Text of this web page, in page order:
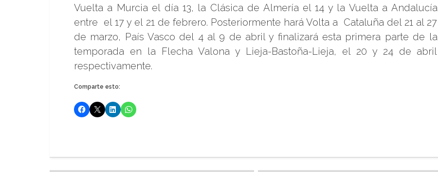
Vuelta a Murcia el día 13, la Clásica de Almería el 14 y la Vuelta a Andalucía
entre el 17 y el 21 de febrero. Posteriormente hará Volta a Cataluña del 21 al 27
de marzo, País Vasco del 4 al 9 de abril y finalizará esta primera parte de la
temporada en la Flecha Valona y Lieja-Bastoña-Lieja, el 20 y 24 de abril
respectivamente.
Comparte esto: